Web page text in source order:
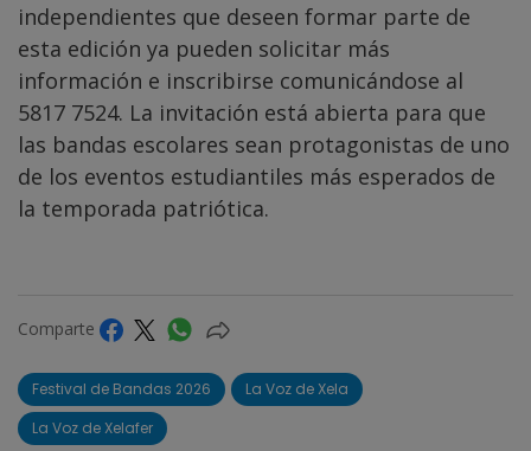
independientes que deseen formar parte de
esta edición ya pueden solicitar más
información e inscribirse comunicándose al
5817 7524. La invitación está abierta para que
las bandas escolares sean protagonistas de uno
de los eventos estudiantiles más esperados de
la temporada patriótica.
Comparte
Festival de Bandas 2026
La Voz de Xela
La Voz de Xelafer